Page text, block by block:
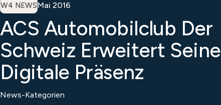
W4 NEWSMai 2016
ACS Automobilclub Der
Schweiz Erweitert Seine
Digitale Präsenz
News-Kategorien